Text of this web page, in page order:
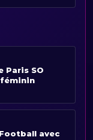
Paris SO
avec